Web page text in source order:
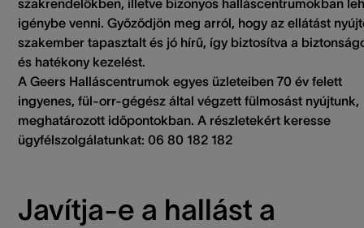
szakrendelőkben, illetve bizonyos halláscentrumokban
igénybe venni. Győződjön meg arról, hogy az ellátást
szakember tapasztalt és jó hírű, így biztosítva a
és hatékony kezelést.
A Geers Halláscentrumok egyes üzleteiben 70 év felett
ingyenes, fül-orr-gégész által végzett fülmosást nyújtunk,
meghatározott időpontokban. A részletekért keresse
ügyfélszolgálatunkat: 06 80 182 182
Javítja-e a hallást a